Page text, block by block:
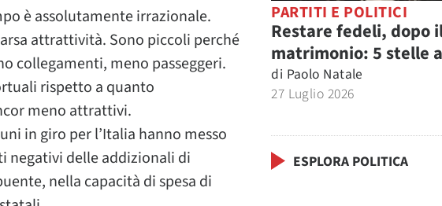
è assolutamente irrazionale.
attrattività. Sono piccoli perché
collegamenti, meno passeggeri.
rispetto a quanto
meno attrattivi.
in giro per l’Italia hanno messo
negativi delle addizionali di
nella capacità di spesa di
PARTITI E POLITICI
Restare fedeli, dopo
matrimonio: 5 stelle
di Paolo Natale
27 Luglio 2026
ESPLORA POLITICA